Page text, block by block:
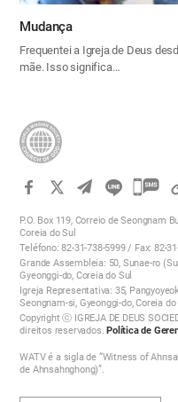
Mudança
Frequentei a Igreja de Deus
mãe. Isso significa…
P.O. Box 119, Correio de Seongnam
Coreia do Sul
Teléfono: 82-31-738-5999 / Fax: 82-
Grande Assembleia: 50, Sunae-ro
Gyeonggi-do, Coreia do Sul
Igreja Representativa: 35,
Seongnam-si, Gyeonggi-do, Coreia do
Copyright ⓒ IGREJA DE DEUS
direitos reservados.Política de
WATV é a sigla de “Witness of
de Ahnsahnghong)”.